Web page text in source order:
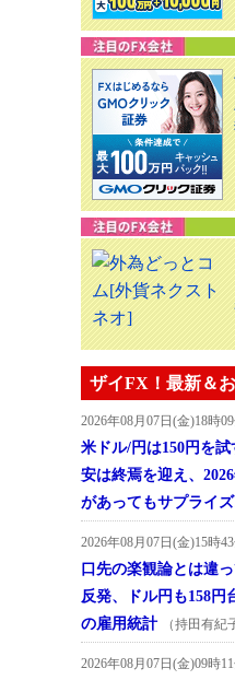
ザイFX！最新＆
2026年08月07日(金)18時
米ドル/円は150円を
安は終焉を迎え、
があってもサプライ
2026年08月07日(金)15時
口先の楽観論とは違
反発、ドル円も158円
の雇用統計
（持田有紀
2026年08月07日(金)09時